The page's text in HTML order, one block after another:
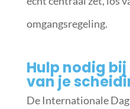
omgangsregeling.
Hulp nodig
van je
De Internationale